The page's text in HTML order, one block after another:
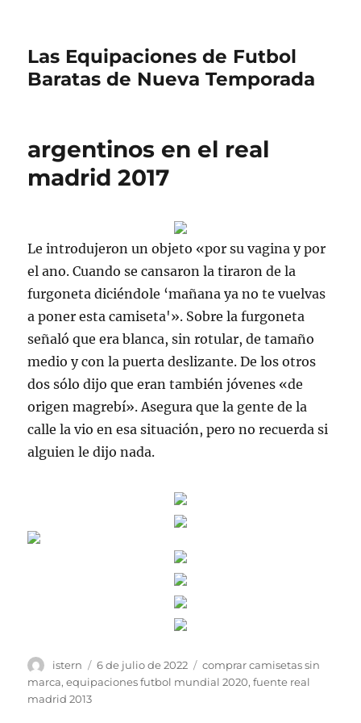
Las Equipaciones de Futbol
Baratas de Nueva Temporada
argentinos en el real
madrid 2017
Le introdujeron un objeto «por su vagina y por
el ano. Cuando se cansaron la tiraron de la
furgoneta diciéndole ‘mañana ya no te vuelvas
a poner esta camiseta'». Sobre la furgoneta
señaló que era blanca, sin rotular, de tamaño
medio y con la puerta deslizante. De los otros
dos sólo dijo que eran también jóvenes «de
origen magrebí». Asegura que la gente de la
calle la vio en esa situación, pero no recuerda si
alguien le dijo nada.
Autor
istern
Publicado
el
6 de julio de 2022 Etiquetas
comprar camisetas sin
marca,equipaciones futbol mundial 2020,fuente real
madrid 2013